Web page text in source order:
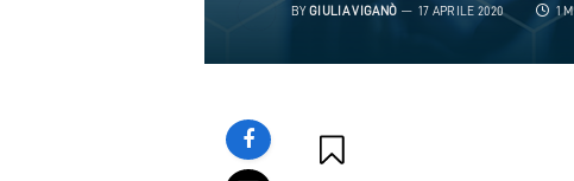
BY GIULIA VIGANÒ 17 APRILE 2020 1